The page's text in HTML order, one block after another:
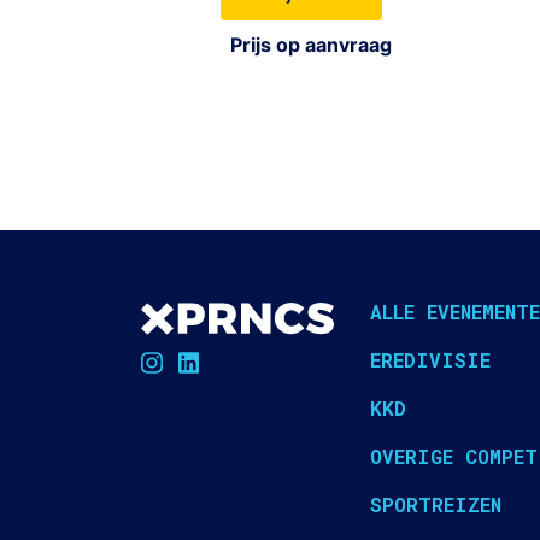
Prijs op aanvraag
ALLE
EREDIVISIE
KKD
OVERIGE
SPORTREIZEN